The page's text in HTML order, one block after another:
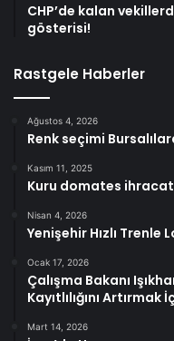
CHP’de kalan
gösterisi!
Rastgele Haberler
Ağustos 4, 2026
Renk seçimi
Kasım 11, 2025
Kuru domates
Nisan 4, 2026
Yenişehir Hızlı
Ocak 17, 2026
Çalışma Bakanı
Kayıtlılığını Artırmak
Mart 14, 2026